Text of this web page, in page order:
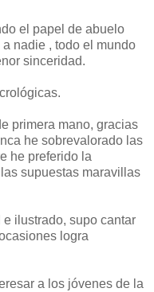
el papel de abuelo
nadie , todo el mundo
sinceridad.
primera mano, gracias
he sobrevalorado las
he preferido la
supuestas maravillas
ilustrado, supo cantar
logra
a los jóvenes de la